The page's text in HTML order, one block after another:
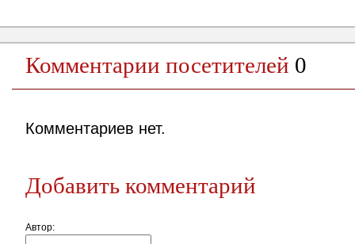
Комментарии посетителей 0
Комментариев нет.
Добавить комментарий
Автор: